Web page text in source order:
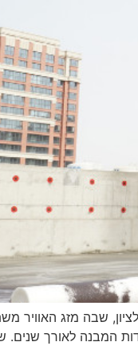
שבה מזג האוויר
המבנה לאורך שנים.